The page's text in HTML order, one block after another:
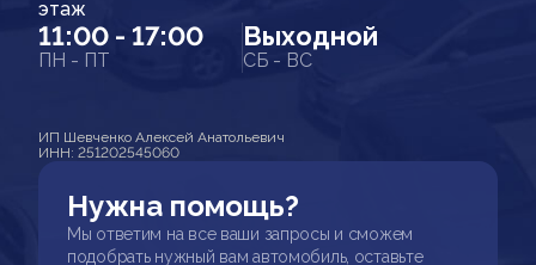
этаж
11:00 - 17:00
ПН - ПТ
Выходной
СБ - ВС
ИП Шевченко Алексей Анатольевич
ИНН: 251202545060
Нужна помощь?
Мы ответим на все ваши запросы и сможем
подобрать нужный вам автомобиль, оставьте